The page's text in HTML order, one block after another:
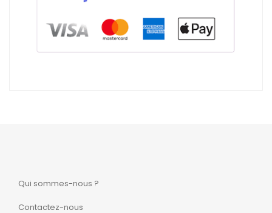
Qui sommes-nous ?
Contactez-nous